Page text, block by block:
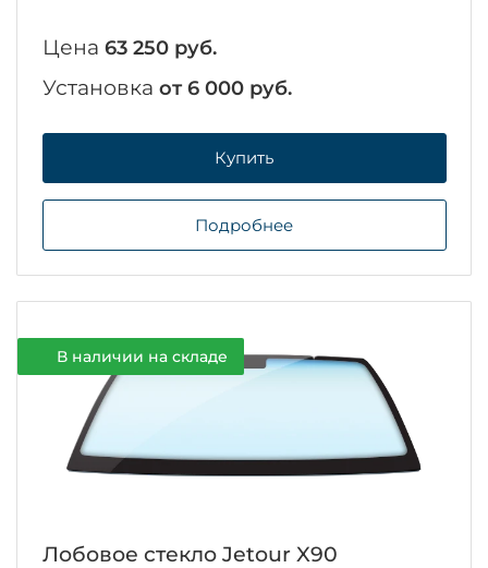
Цена 63 250 руб.
Установка от 6 000 руб.
Купить
Подробнее
В наличии на складе
Лобовое стекло Jetour X90